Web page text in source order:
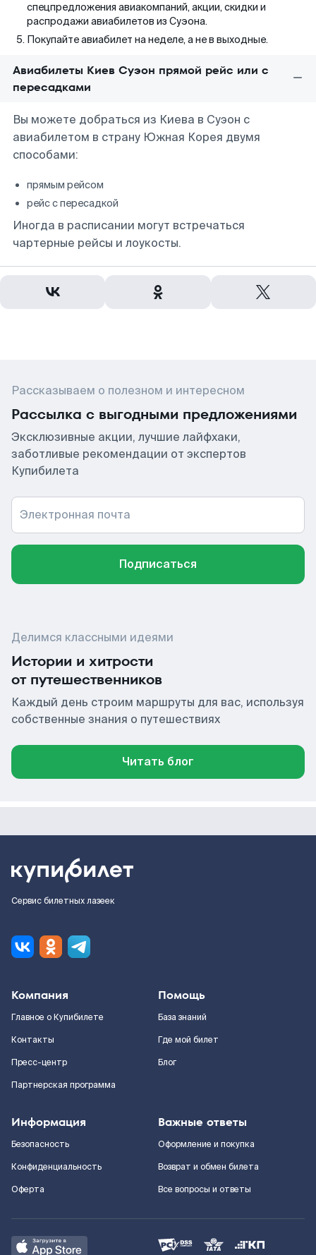
спецпредложения авиакомпаний, акции, скидки и
распродажи авиабилетов из Суэона.
Покупайте авиабилет на неделе, а не в выходные.
Авиабилеты Киев Суэон прямой рейс или с
пересадками
Вы можете добраться из Киева в Суэон с
авиабилетом в страну Южная Корея двумя
способами:
прямым рейсом
рейс с пересадкой
Иногда в расписании могут встречаться
чартерные рейсы и лоукосты.
Рассказываем о полезном и интересном
Рассылка с выгодными предложениями
Эксклюзивные акции, лучшие лайфхаки,
заботливые рекомендации от экспертов
Купибилета
Электронная почта
Подписаться
Делимся классными идеями
Истории и хитрости
от путешественников
Каждый день строим маршруты для вас, используя
собственные знания о путешествиях
Читать блог
Сервис билетных лазеек
Компания
Главное о Купибилете
Контакты
Пресс-центр
Партнерская программа
Помощь
База знаний
Где мой билет
Блог
Информация
Безопасность
Конфиденциальность
Оферта
Важные ответы
Оформление и покупка
Возврат и обмен билета
Все вопросы и ответы